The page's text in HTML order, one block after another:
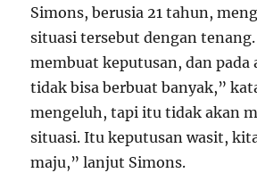
Simons, berusia 21 tahun,
situasi tersebut dengan tenang.
membuat keputusan, dan
tidak bisa berbuat banyak,”
mengeluh, tapi itu tidak akan
situasi. Itu keputusan wasit,
maju,” lanjut Simons.